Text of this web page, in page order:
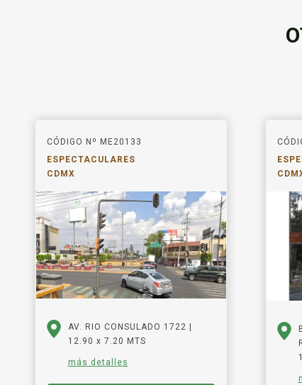
CÓDIGO Nº ME20133
ESPECTACULARES
CDMX
AV. RIO CONSULADO 1722 |
12.90 x 7.20 MTS
más detalles